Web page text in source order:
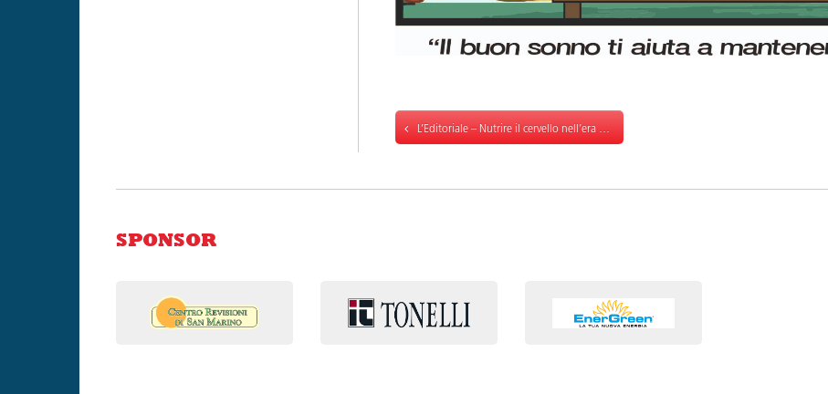
L’Editoriale – Nutrire il cervello nell’era delle macchine pensanti
SPONSOR